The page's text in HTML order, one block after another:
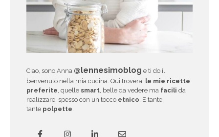
Ciao, sono Anna @lennesimoblog e ti do il
benvenuto nella mia cucina. Qui troverai le mie ricette
preferite , quelle smart , belle da vedere ma facili da
realizzare, spesso con un tocco etnico . E tante,
tante polpette